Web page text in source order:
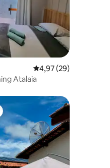
5, 27 recensies
Gemiddelde
4,97 (29)
Atalaia